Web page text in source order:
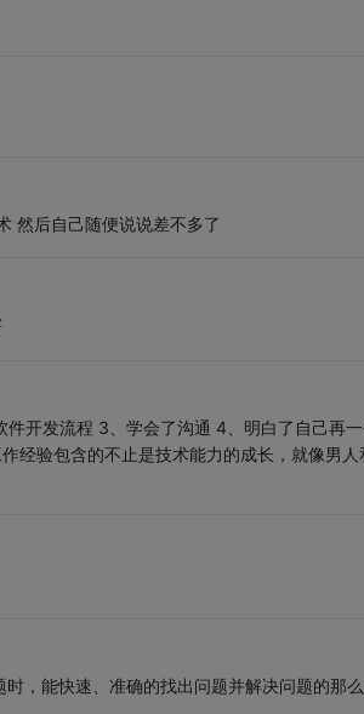
然后自己随便说说差不多了
开发流程 3、学会了沟通 4、明白了自己再
经验包含的不止是技术能力的成长，就像男
，能快速、准确的找出问题并解决问题的那